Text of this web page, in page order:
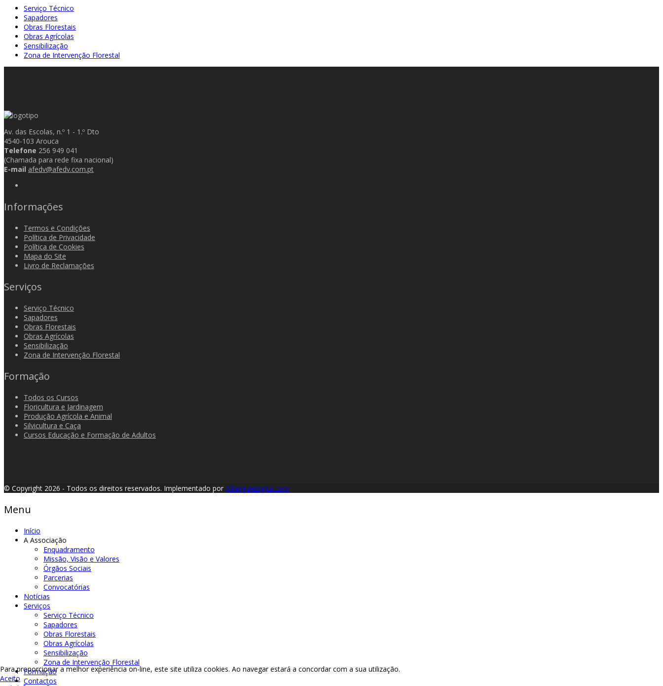
Serviço Técnico
Sapadores
Obras Florestais
Obras Agrícolas
Sensibilização
Zona de Intervenção Florestal
Av. das Escolas, n.º 1 - 1.º Dto
4540-103 Arouca
Telefone 256 949 041
(Chamada para rede fixa nacional)
E-mail afedv@afedv.com.pt
Informações
Termos e Condições
Política de Privacidade
Política de Cookies
Mapa do Site
Livro de Reclamações
Serviços
Serviço Técnico
Sapadores
Obras Florestais
Obras Agrícolas
Sensibilização
Zona de Intervenção Florestal
Formação
Todos os Cursos
Floricultura e Jardinagem
Produção Agrícola e Animal
Silvicultura e Caça
Cursos Educação e Formação de Adultos
© Copyright 2026 - Todos os direitos reservados. Implementado por AlbergueDigital.com
Menu
Início
A Associação
Enquadramento
Missão, Visão e Valores
Órgãos Sociais
Parcerias
Convocatórias
Notícias
Serviços
Serviço Técnico
Sapadores
Obras Florestais
Obras Agrícolas
Sensibilização
Zona de Intervenção Florestal
Formação
Contactos
Para proporcionar a melhor experiência on-line, este site utiliza cookies. Ao navegar estará a concordar com a sua utilização.
Aceito